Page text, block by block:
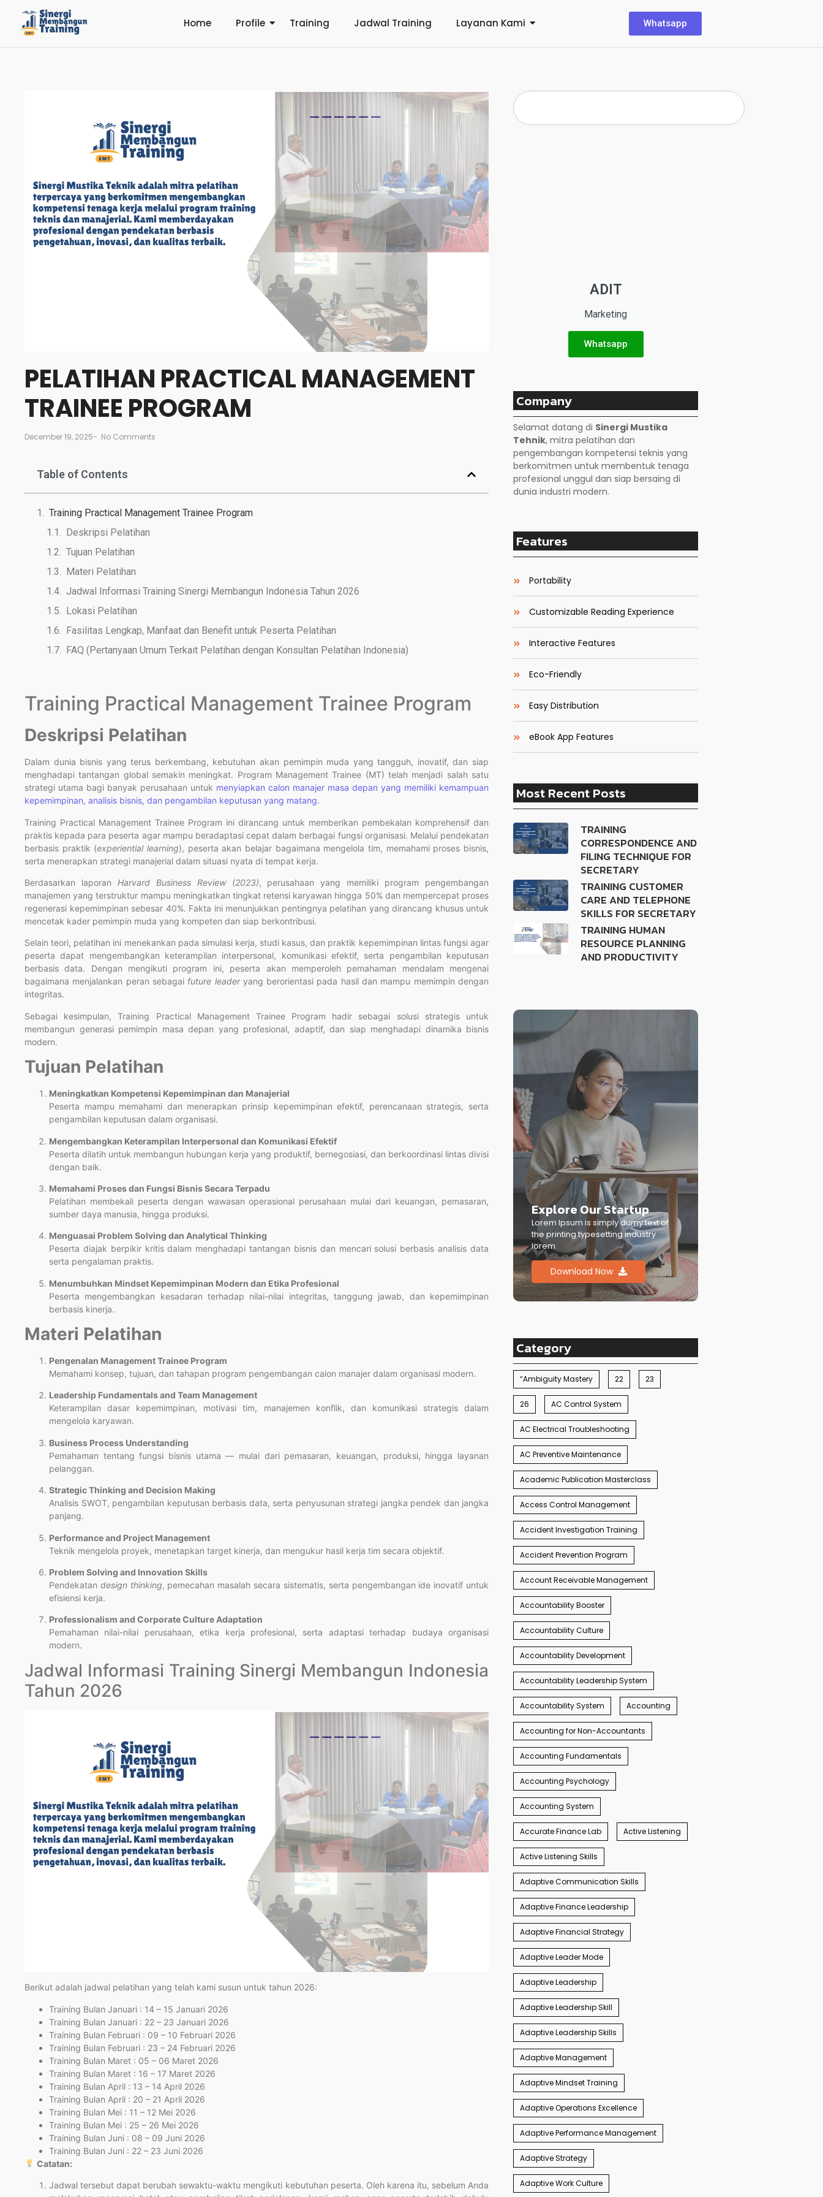
Home Profile Training Jadwal Training Layanan Kami Whatsapp
PELATIHAN PRACTICAL MANAGEMENT
TRAINEE PROGRAM
December 19, 2025- No Comments
Table of Contents
Training Practical Management Trainee Program
Deskripsi Pelatihan
Tujuan Pelatihan
Materi Pelatihan
Jadwal Informasi Training Sinergi Membangun Indonesia Tahun 2026
Lokasi Pelatihan
Fasilitas Lengkap, Manfaat dan Benefit untuk Peserta Pelatihan
FAQ (Pertanyaan Umum Terkait Pelatihan dengan Konsultan Pelatihan Indonesia)
Training Practical Management Trainee Program
Deskripsi Pelatihan
Dalam dunia bisnis yang terus berkembang, kebutuhan akan pemimpin muda yang tangguh, inovatif, dan siap
menghadapi tantangan global semakin meningkat. Program Management Trainee (MT) telah menjadi salah satu
strategi utama bagi banyak perusahaan untuk menyiapkan calon manajer masa depan yang memiliki kemampuan
kepemimpinan, analisis bisnis, dan pengambilan keputusan yang matang.
Training Practical Management Trainee Program ini dirancang untuk memberikan pembekalan komprehensif dan
praktis kepada para peserta agar mampu beradaptasi cepat dalam berbagai fungsi organisasi. Melalui pendekatan
berbasis praktik (experiential learning), peserta akan belajar bagaimana mengelola tim, memahami proses bisnis,
serta menerapkan strategi manajerial dalam situasi nyata di tempat kerja.
Berdasarkan laporan Harvard Business Review (2023), perusahaan yang memiliki program pengembangan
manajemen yang terstruktur mampu meningkatkan tingkat retensi karyawan hingga 50% dan mempercepat proses
regenerasi kepemimpinan sebesar 40%. Fakta ini menunjukkan pentingnya pelatihan yang dirancang khusus untuk
mencetak kader pemimpin muda yang kompeten dan siap berkontribusi.
Selain teori, pelatihan ini menekankan pada simulasi kerja, studi kasus, dan praktik kepemimpinan lintas fungsi agar
peserta dapat mengembangkan keterampilan interpersonal, komunikasi efektif, serta pengambilan keputusan
berbasis data. Dengan mengikuti program ini, peserta akan memperoleh pemahaman mendalam mengenai
bagaimana menjalankan peran sebagai future leaderyang berorientasi pada hasil dan mampu memimpin dengan
integritas.
Sebagai kesimpulan, Training Practical Management Trainee Program hadir sebagai solusi strategis untuk
membangun generasi pemimpin masa depan yang profesional, adaptif, dan siap menghadapi dinamika bisnis
modern.
Tujuan Pelatihan
Meningkatkan Kompetensi Kepemimpinan dan Manajerial
Peserta mampu memahami dan menerapkan prinsip kepemimpinan efektif, perencanaan strategis, serta
pengambilan keputusan dalam organisasi.
Mengembangkan Keterampilan Interpersonal dan Komunikasi Efektif
Peserta dilatih untuk membangun hubungan kerja yang produktif, bernegosiasi, dan berkoordinasi lintas divisi
dengan baik.
Memahami Proses dan Fungsi Bisnis Secara Terpadu
Pelatihan membekali peserta dengan wawasan operasional perusahaan mulai dari keuangan, pemasaran,
sumber daya manusia, hingga produksi.
Menguasai Problem Solving dan Analytical Thinking
Peserta diajak berpikir kritis dalam menghadapi tantangan bisnis dan mencari solusi berbasis analisis data
serta pengalaman praktis.
Menumbuhkan Mindset Kepemimpinan Modern dan Etika Profesional
Peserta mengembangkan kesadaran terhadap nilai-nilai integritas, tanggung jawab, dan kepemimpinan
berbasis kinerja.
Materi Pelatihan
Pengenalan Management Trainee Program
Memahami konsep, tujuan, dan tahapan program pengembangan calon manajer dalam organisasi modern.
Leadership Fundamentals and Team Management
Keterampilan dasar kepemimpinan, motivasi tim, manajemen konflik, dan komunikasi strategis dalam
mengelola karyawan.
Business Process Understanding
Pemahaman tentang fungsi bisnis utama — mulai dari pemasaran, keuangan, produksi, hingga layanan
pelanggan.
Strategic Thinking and Decision Making
Analisis SWOT, pengambilan keputusan berbasis data, serta penyusunan strategi jangka pendek dan jangka
panjang.
Performance and Project Management
Teknik mengelola proyek, menetapkan target kinerja, dan mengukur hasil kerja tim secara objektif.
Problem Solving and Innovation Skills
Pendekatan design thinking, pemecahan masalah secara sistematis, serta pengembangan ide inovatif untuk
efisiensi kerja.
Professionalism and Corporate Culture Adaptation
Pemahaman nilai-nilai perusahaan, etika kerja profesional, serta adaptasi terhadap budaya organisasi
modern.
Jadwal Informasi Training Sinergi Membangun Indonesia
Tahun 2026
Berikut adalah jadwal pelatihan yang telah kami susun untuk tahun 2026:
Training Bulan Januari : 14 – 15 Januari 2026
Training Bulan Januari : 22 – 23 Januari 2026
Training Bulan Februari : 09 – 10 Februari 2026
Training Bulan Februari : 23 – 24 Februari 2026
Training Bulan Maret : 05 – 06 Maret 2026
Training Bulan Maret : 16 – 17 Maret 2026
Training Bulan April : 13 – 14 April 2026
Training Bulan April : 20 – 21 April 2026
Training Bulan Mei : 11 – 12 Mei 2026
Training Bulan Mei : 25 – 26 Mei 2026
Training Bulan Juni : 08 – 09 Juni 2026
Training Bulan Juni : 22 – 23 Juni 2026
Catatan:
Jadwal tersebut dapat berubah sewaktu-waktu mengikuti kebutuhan peserta. Oleh karena itu, sebelum Anda
ADIT
Marketing
Whatsapp
Company
Selamat datang di Sinergi Mustika
Tehnik, mitra pelatihan dan
pengembangan kompetensi teknis yang
berkomitmen untuk membentuk tenaga
profesional unggul dan siap bersaing di
dunia industri modern.
Features
Portability
Customizable Reading Experience
Interactive Features
Eco-Friendly
Easy Distribution
eBook App Features
Most Recent Posts
TRAINING
CORRESPONDENCE AND
FILING TECHNIQUE FOR
SECRETARY
TRAINING CUSTOMER
CARE AND TELEPHONE
SKILLS FOR SECRETARY
TRAINING HUMAN
RESOURCE PLANNING
AND PRODUCTIVITY
Explore Our Startup
Lorem Ipsum is simply dumy text of
the printing typesetting industry
lorem.
Download Now
Category
“Ambiguity Mastery 22 23
26 AC Control System
AC Electrical Troubleshooting
AC Preventive Maintenance
Academic Publication Masterclass
Access Control Management
Accident Investigation Training
Accident Prevention Program
Account Receivable Management
Accountability Booster
Accountability Culture
Accountability Development
Accountability Leadership System
Accountability System Accounting
Accounting for Non-Accountants
Accounting Fundamentals
Accounting Psychology
Accounting System
Accurate Finance Lab Active Listening
Active Listening Skills
Adaptive Communication Skills
Adaptive Finance Leadership
Adaptive Financial Strategy
Adaptive Leader Mode
Adaptive Leadership
Adaptive Leadership Skill
Adaptive Leadership Skills
Adaptive Management
Adaptive Mindset Training
Adaptive Operations Excellence
Adaptive Performance Management
Adaptive Strategy
Adaptive Work Culture